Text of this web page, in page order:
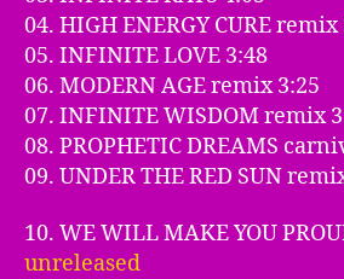
04. HIGH ENERGY CURE remix
05. INFINITE LOVE 3:48
06. MODERN AGE remix 3:25
07. INFINITE WISDOM remix
08. PROPHETIC DREAMS
09. UNDER THE RED SUN
10. WE WILL MAKE YOU
unreleased